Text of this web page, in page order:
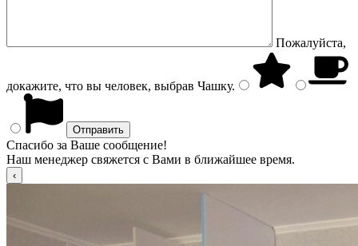
Пожалуйста,
докажите, что вы человек, выбрав Чашку.
Спасибо за Ваше сообщение!
Наш менеджер свяжется с Вами в ближайшее время.